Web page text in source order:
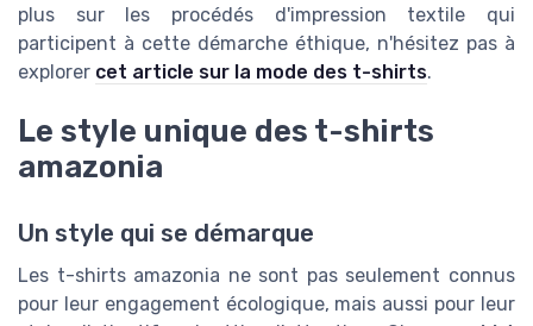
plus sur les procédés d'impression textile qui
participent à cette démarche éthique, n'hésitez pas à
explorer cet article sur la mode des t-shirts.
Le style unique des t-shirts
amazonia
Un style qui se démarque
Les t-shirts amazonia ne sont pas seulement connus
pour leur engagement écologique, mais aussi pour leur